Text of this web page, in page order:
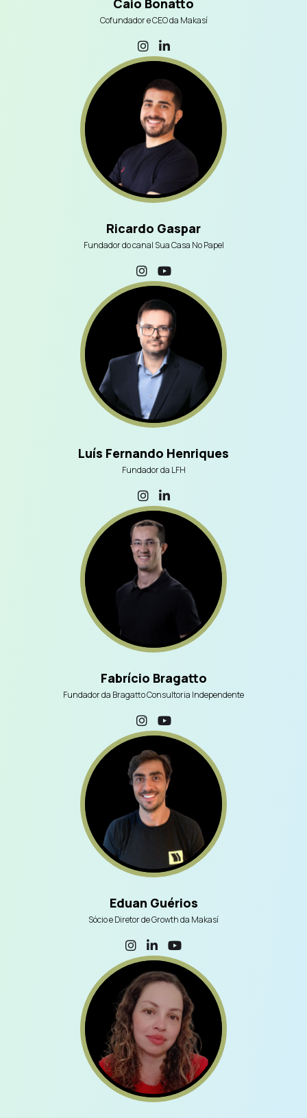
Caio Bonatto
Cofundador e CEO da Makasí
Ricardo Gaspar
Fundador do canal Sua Casa No Papel
Luís Fernando Henriques
Fundador da LFH
Fabrício Bragatto
Fundador da Bragatto Consultoria Independente
Eduan Guérios
Sócio e Diretor de Growth da Makasí